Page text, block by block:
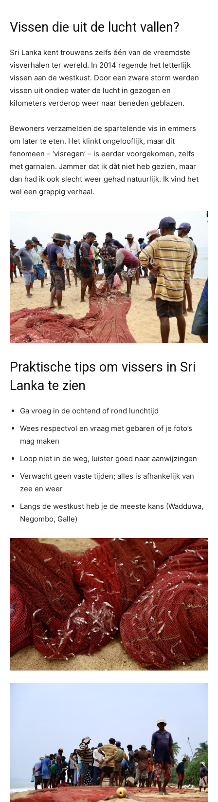
Vissen die uit de lucht vallen?
Sri Lanka kent trouwens zelfs één van de vreemdste
visverhalen ter wereld. In 2014 regende het letterlijk
vissen aan de westkust. Door een zware storm werden
vissen uit ondiep water de lucht in gezogen en
kilometers verderop weer naar beneden geblazen.
Bewoners verzamelden de spartelende vis in emmers
om later te eten. Het klinkt ongelooflijk, maar dit
fenomeen – ‘visregen’ – is eerder voorgekomen, zelfs
met garnalen. Jammer dat ik dàt niet heb gezien, maar
dan had ik ook slecht weer gehad natuurlijk. Ik vind het
wel een grappig verhaal.
Praktische tips om vissers in Sri
Lanka te zien
Ga vroeg in de ochtend of rond lunchtijd
Wees respectvol en vraag met gebaren of je foto’s
mag maken
Loop niet in de weg, luister goed naar aanwijzingen
Verwacht geen vaste tijden; alles is afhankelijk van
zee en weer
Langs de westkust heb je de meeste kans (Wadduwa,
Negombo, Galle)